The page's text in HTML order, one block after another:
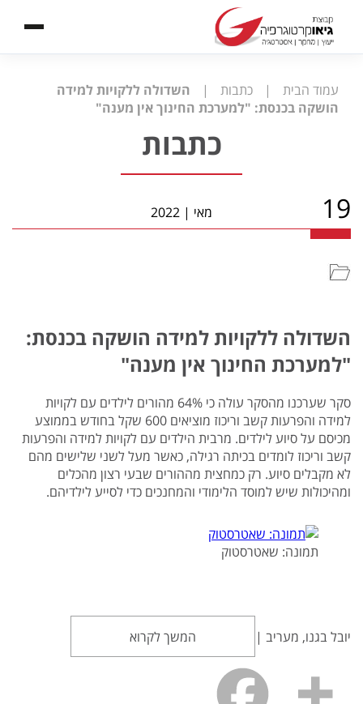
עמוד הבית | כתבות |
השדולה ללקויות למידה
הושקה בכנסת: "למערכת החינוך אין מענה"
כתבות
19 מאי |
2022
השדולה ללקויות למידה הושקה בכנסת:
"למערכת החינוך אין מענה"
סקר שערכנו מהסקר עולה כי 64% מהורים לילדים עם לקויות
למידה והפרעות קשב וריכוז מוציאים 600 שקל בחודש בממוצע
מכיסם על סיוע לילדים. מרבית הילדים עם לקויות למידה והפרעות
קשב וריכוז לומדים בכיתה רגילה, כאשר מעל לשני שלישים מהם
לא מקבלים סיוע. רק כמחצית מההורים שבעי רצון מהכלים
ומהיכולות שיש למוסד הלימודי והמחנכים כדי לסייע לילדיהם.
תמונה: שאטרסטוק
יובל בגנו, מעריב | המשך לקרוא